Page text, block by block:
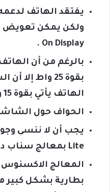
يفتقد الهاتف
On Display .
بالرغم من أن
بقوة 25 واط
الهاتف يأتي بقوة 15 واط فقط .
الحواف حول
Lite بمعالج سناب دراجون قوي بسعر أرخص .
بطارية بشكل كبير